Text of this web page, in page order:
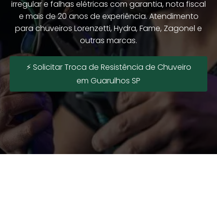
irregular e falhas elétricas com garantia, nota fiscal
e mais de 20 anos de experiência. Atendimento
para chuveiros Lorenzetti, Hydra, Fame, Zagonel e
outras marcas.
⚡ Solicitar Troca de Resistência de Chuveiro
em Guarulhos SP